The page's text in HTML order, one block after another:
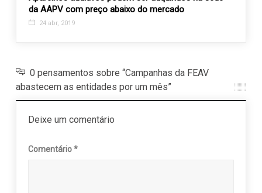
da AAPV com preço abaixo do mercado
24 abr, 2019
0 pensamentos sobre “Campanhas da FEAV
abastecem as entidades por um mês”
Deixe um comentário
Comentário*